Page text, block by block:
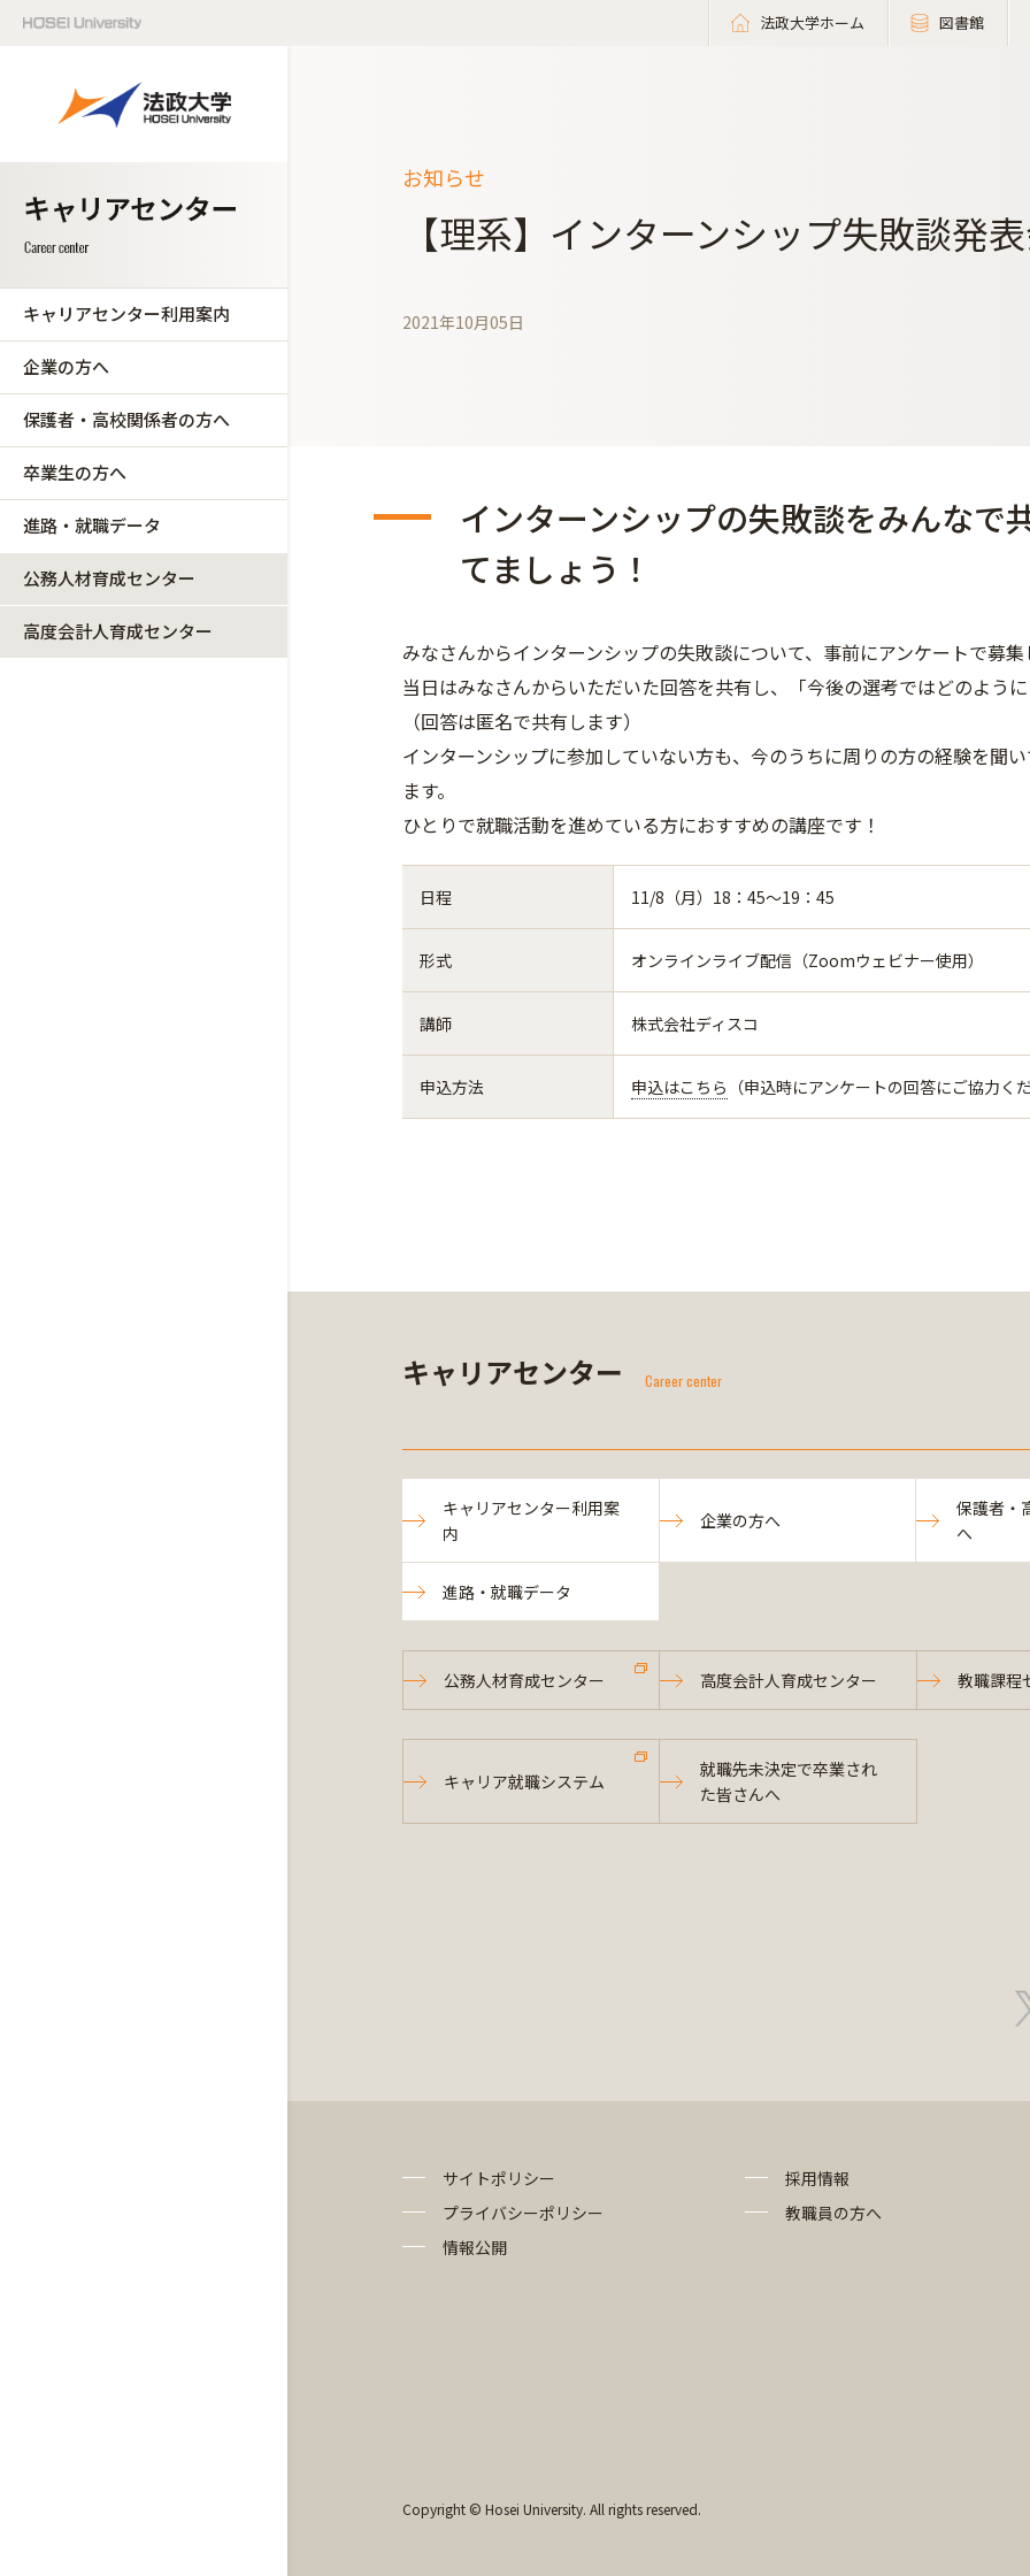
法政大学ホーム 図書館
キャリアセンター利用案内
企業の方へ
保護者・高校関係者の方へ
卒業生の方へ
進路・就職データ
公務人材育成センター
高度会計人育成センター
お知らせ
【理系】インターンシップ失敗談発
2021年10月05日
インターンシップの失敗談をみんなで
てましょう！
みなさんからインターンシップの失敗談について、事前にアンケートで募集
当日はみなさんからいただいた回答を共有し、「今後の選考ではどのよう
（回答は匿名で共有します）
インターンシップに参加していない方も、今のうちに周りの方の経験を聞
ます。
ひとりで就職活動を進めている方におすすめの講座です！
日程 11/8（月）18：45～19：45
形式 オンラインライブ配信（Zoomウェビナー使用）
講師 株式会社ディスコ
申込方法 申込はこちら （申込時にアンケートの回答にご協力く
キャリアセンター Career center
キャリアセンター利用案
内
企業の方へ
保護者・
へ
進路・就職データ
公務人材育成センター 高度会計人育成センター 教職課程
キャリア就職システム
就職先未決定で卒業され
た皆さんへ
サイトポリシー
プライバシーポリシー
情報公開
採用情報
教職員の方へ
Copyright © Hosei University. All rights reserved.